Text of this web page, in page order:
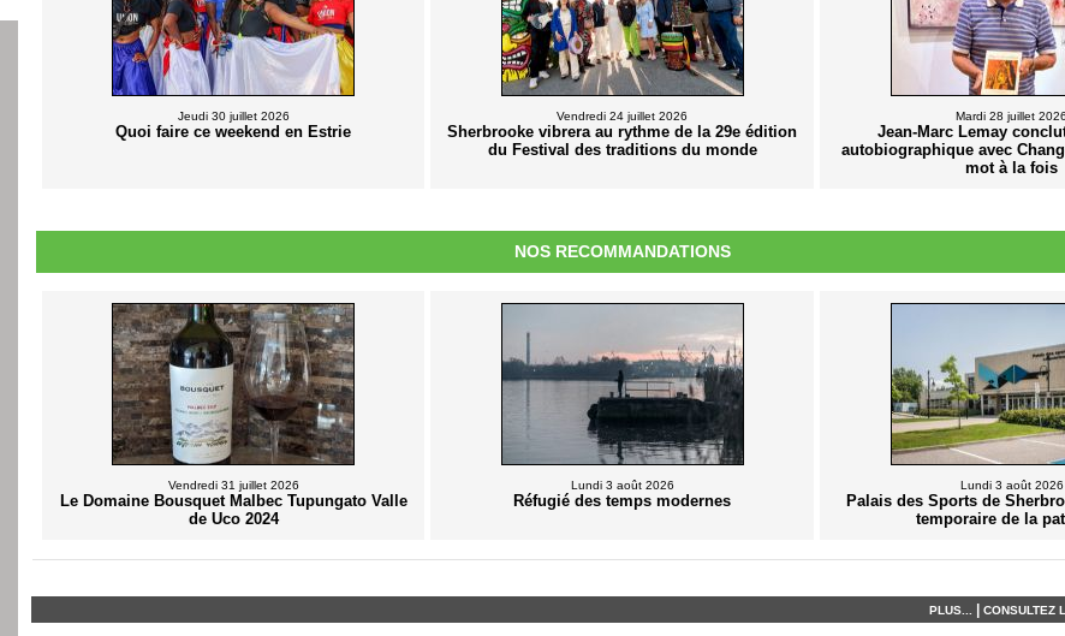
Jeudi 30 juillet 2026
Quoi faire ce weekend en Estrie
Vendredi 24 juillet 2026
Sherbrooke vibrera au rythme de la 29e édition
du Festival des traditions du monde
Mardi 28 juillet 2026
Jean-Marc Lemay
autobiographique avec
mot à la fois
NOS RECOMMANDATIONS
Vendredi 31 juillet 2026
Le Domaine Bousquet Malbec Tupungato Valle
de Uco 2024
Lundi 3 août 2026
Réfugié des temps modernes
Lundi 3 août 2026
Palais des Sports de
temporaire de la
PLUS... CONSULTEZ